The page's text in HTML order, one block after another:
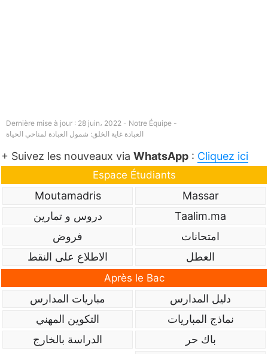
Dernière mise à jour : 28 juin، 2022 - Notre Équipe -
العبادة غاية الخلق: شمول العبادة لمناحي الحياة
+ Suivez les nouveaux via WhatsApp : Cliquez ici
Espace Étudiants
Massar
Moutamadris
Taalim.ma
دروس و تمارين
امتحانات
فروض
العطل
الاطلاع على النقط
Après le Bac
دليل المدارس
مباريات المدارس
نماذج المباريات
التكوين المهني
باك حر
الدراسة بالخارج